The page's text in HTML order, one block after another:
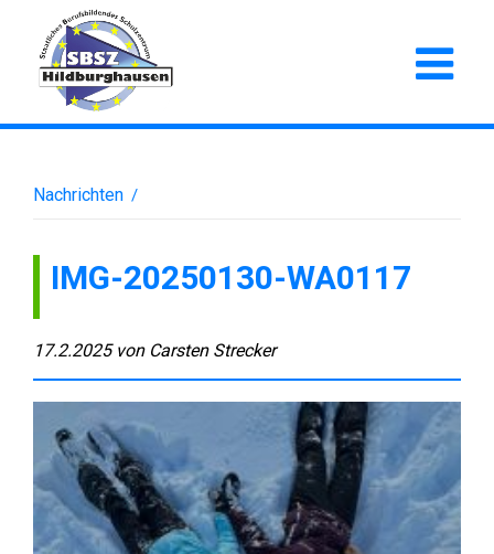
Nachrichten /
IMG-20250130-WA0117
17.2.2025 von Carsten Strecker